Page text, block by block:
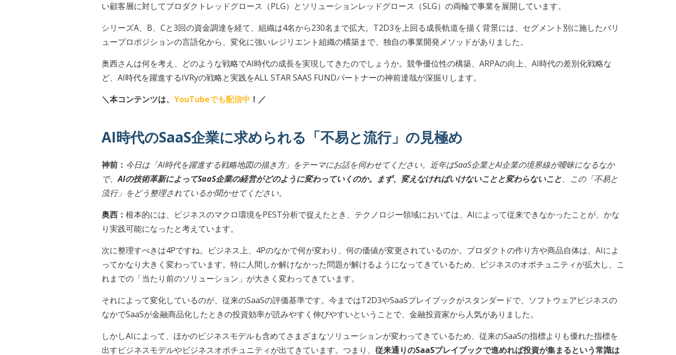
い顧客層に対してプロダクトレッドグロース（PLG）とソリューションレッドグロース（SLG）の両輪で事業を展開しています。
シリーズA、B、Cと3回の資金調達を経て、組織は4名から230名まで拡大。T2D3を上回る成長軌道を描く背景には、セグメント別に施したバリ
ュープロポジションの言語化から、変化に強いレジリエント組織の構築まで、独自の事業開発メソッドがありました。
奥西さんは何を考え、どのような戦略でAI時代の成長を実現してきたのでしょうか。競争優位性の構築、ARPAの向上、AI時代の差別化戦略な
ど、AI時代を躍進するIVRyの戦略と実践をALL STAR SAAS FUNDパートナーの神前達哉が深掘りします。
＼本コンテンツは、 YouTubeでも配信中 ！／
AI時代のSaaS企業に求められる「不易と流行」の見極め
神前： 今日は「AI時代を躍進する戦略地図の描き方」をテーマにお話を伺わせてください。近年はSaaS企業とAI企業の境界線が曖昧になるなか
で、AIの技術革新によってSaaS企業の経営がどのように変わっていくのか。まず、変えなければいけないことと変わらないこと、この「不易と
流行」をどう整理されているか聞かせてください。
奥西： 根本的には、ビジネスのマクロ環境をPEST分析で捉えたとき、テクノロジー領域においては、AIによって従来できなかったことが、かな
り実践可能になったと考えています。
次に整理すべきは4Pですね。ビジネス上、4Pのなかで何が変わり、何の価値が変更されているのか。プロダクトの作り方や商品自体は、AIによ
ってかなり大きく変わっています。特に人間しか解けなかった問題が解けるようになってきているため、ビジネスのオポチュニティが拡大し、こ
れまでの「当たり前のソリューション」が大きく変わってきています。
それによって変化しているのが、従来のSaaSの評価基準です。今まではT2D3やSaaSプレイブックがスタンダードで、ソフトウェアビジネスの
なかでSaaSが金融商品化したときの投資効率が読みやすく伸びやすいということで、金融投資家から人気がありました。
しかしAIによって、ほかのビジネスモデルも含めてさまざまなソリューションが変わってきているため、従来のSaaSの指標よりも優れた指標を
出すビジネスモデルやビジネスオポチュニティが出てきています。つまり、 従来通りのSaaSプレイブックで進めれば投資が集まるという常識は